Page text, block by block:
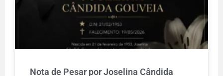
Nota de Pesar por Joselina Cândida